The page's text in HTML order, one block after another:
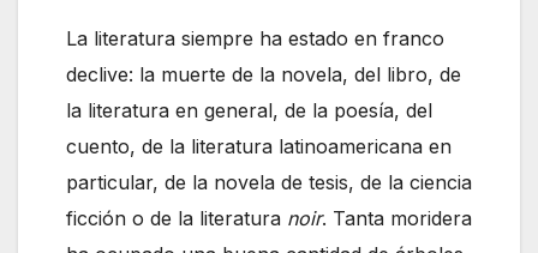
La literatura siempre ha estado en franco
declive: la muerte de la novela, del libro, de
la literatura en general, de la poesía, del
cuento, de la literatura latinoamericana en
particular, de la novela de tesis, de la ciencia
ficción o de la literatura noir. Tanta moridera